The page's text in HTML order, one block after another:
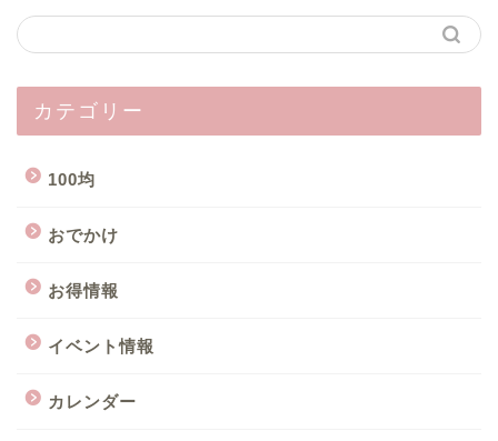
カテゴリー
100均
おでかけ
お得情報
イベント情報
カレンダー